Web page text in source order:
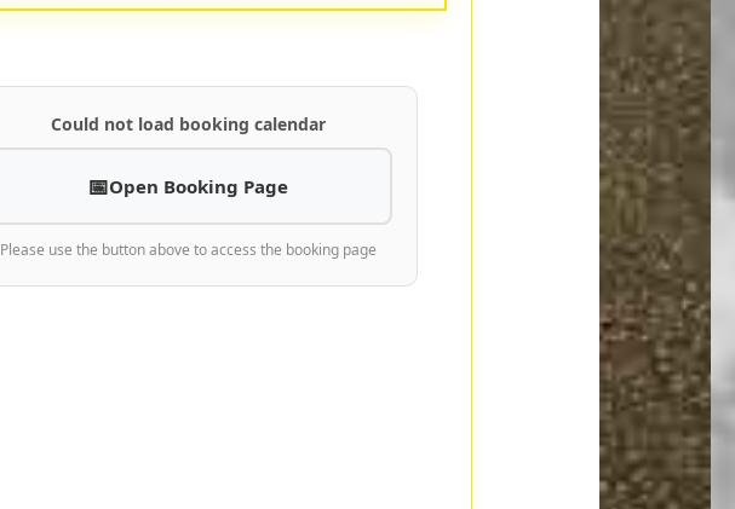
Could not load booking calendar
Open Booking Page
Please use the button above to access the booking page